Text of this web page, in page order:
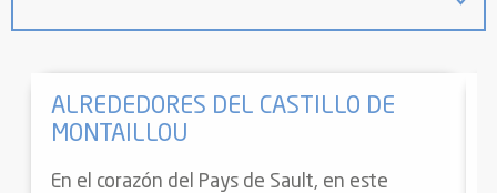
ALREDEDORES DEL CASTILLO DE
MONTAILLOU
En el corazón del Pays de Sault, en este